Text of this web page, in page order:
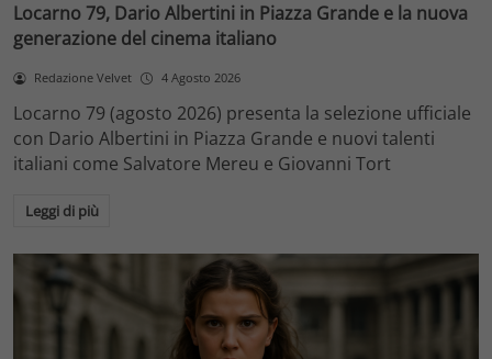
Locarno 79, Dario Albertini in Piazza Grande e la nuova
generazione del cinema italiano
Redazione Velvet 4 Agosto 2026
Locarno 79 (agosto 2026) presenta la selezione ufficiale
con Dario Albertini in Piazza Grande e nuovi talenti
italiani come Salvatore Mereu e Giovanni Tort
Leggi di più